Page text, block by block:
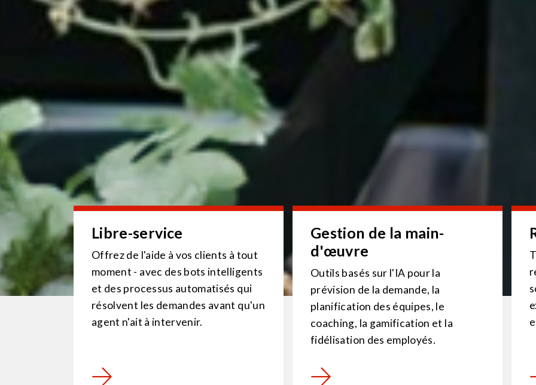
Libre-service
Offrez de l'aide à vos clients à tout
moment - avec des bots intelligents
et des processus automatisés qui
résolvent les demandes avant qu'un
agent n'ait à intervenir.
Gestion de la main-
d'œuvre
Outils basés sur l'IA pour la
prévision de la demande, la
planification des équipes, le
coaching, la gamification et la
fidélisation des employés.